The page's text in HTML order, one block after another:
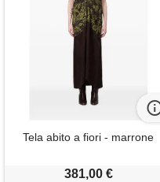
Tela abito a fiori - marrone
381,00 €